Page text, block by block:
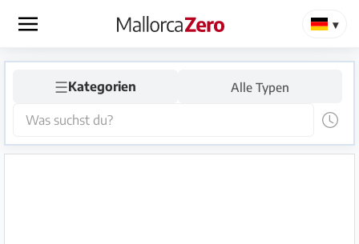
×
Startseite
Anzeige
aufgeben
☰Kategorien Alle Typen